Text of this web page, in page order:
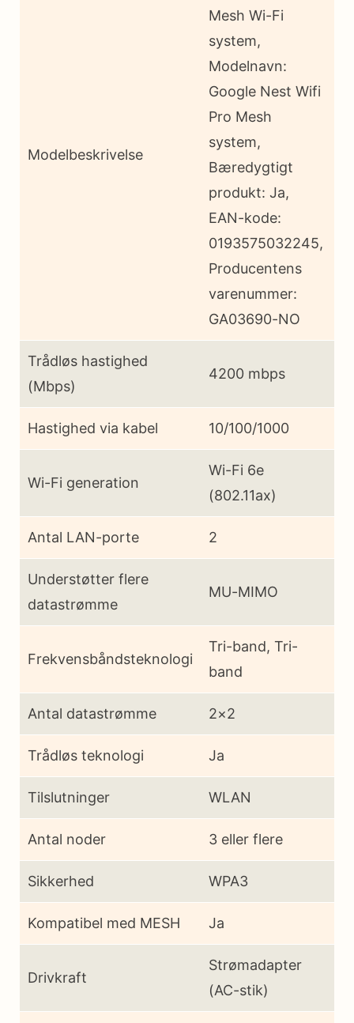
Modelbeskrivelse
Mesh Wi-Fi
system,
Modelnavn:
Google Nest Wifi
Pro Mesh
system,
Bæredygtigt
produkt: Ja,
EAN-kode:
0193575032245,
Producentens
varenummer:
GA03690-NO
Trådløs hastighed
(Mbps)
4200 mbps
Hastighed via kabel 10/100/1000
Wi-Fi generation
Wi-Fi 6e
(802.11ax)
Antal LAN-porte 2
Understøtter flere
datastrømme
MU-MIMO
Frekvensbåndsteknologi
Tri-band, Tri-
band
Antal datastrømme 2×2
Trådløs teknologi Ja
Tilslutninger WLAN
Antal noder 3 eller flere
Sikkerhed WPA3
Kompatibel med MESH Ja
Drivkraft
Strømadapter
(AC-stik)